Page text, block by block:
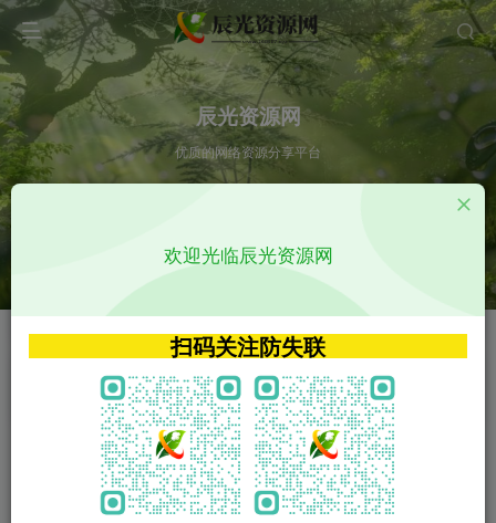
辰光资源网
优质的网络资源分享平台
VIP特权介绍 APP源码
VIP特权介绍
火
VIP特权介绍
影视源码
影视源码
欢迎光临辰光资源网
扫码关注防失联